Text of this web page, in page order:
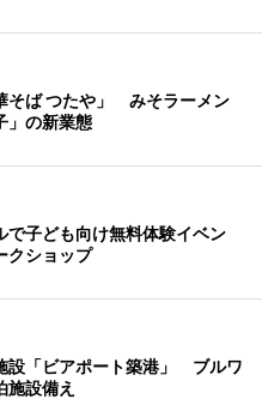
そば つたや」 みそラーメン
」の新業態
で子ども向け無料体験イベン
クショップ
設「ビアポート築港」 ブルワ
施設備え